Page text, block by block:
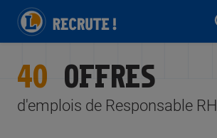
40 OFFRES
d'emplois de Responsable RH